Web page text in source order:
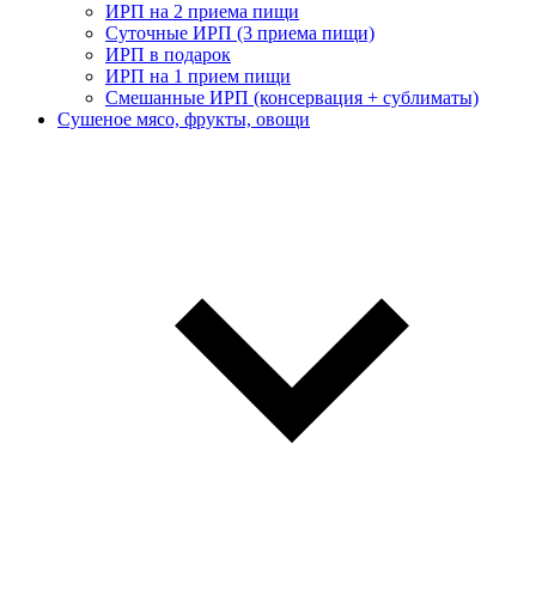
ИРП на 2 приема пищи
Суточные ИРП (3 приема пищи)
ИРП в подарок
ИРП на 1 прием пищи
Смешанные ИРП (консервация + сублиматы)
Сушеное мясо, фрукты, овощи